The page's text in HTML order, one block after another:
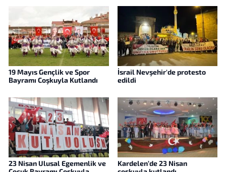
19 Mayıs Gençlik ve Spor
Bayramı Coşkuyla Kutlandı
İsrail Nevşehir'de protesto
edildi
23 Nisan Ulusal Egemenlik ve
Kardelen’de 23 Nisan